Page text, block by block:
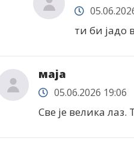
ти би јадо
маја
05.06.2026 19:06
Све је велика лаз.